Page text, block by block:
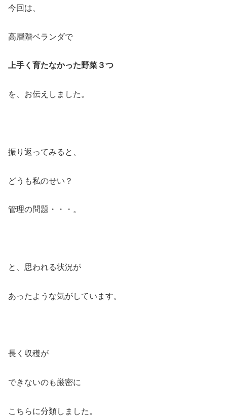
今回は、
高層階ベランダで
上手く育たなかった野菜３つ
を、お伝えしました。
振り返ってみると、
どうも私のせい？
管理の問題・・・。
と、思われる状況が
あったような気がしています。
長く収穫が
できないのも厳密に
こちらに分類しました。